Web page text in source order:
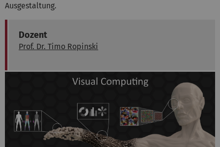
Ausgestaltung.
Dozent
Prof. Dr. Timo Ropinski